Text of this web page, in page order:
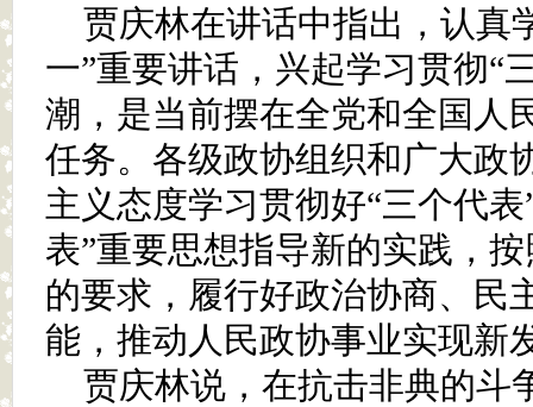
贾庆林在讲话中指出，认真
一”重要讲话，兴起学习贯彻“
潮，是当前摆在全党和全国人
任务。各级政协组织和广大政
主义态度学习贯彻好“三个代
表”重要思想指导新的实践，
的要求，履行好政治协商、民
能，推动人民政协事业实现新
贾庆林说，在抗击非典的斗